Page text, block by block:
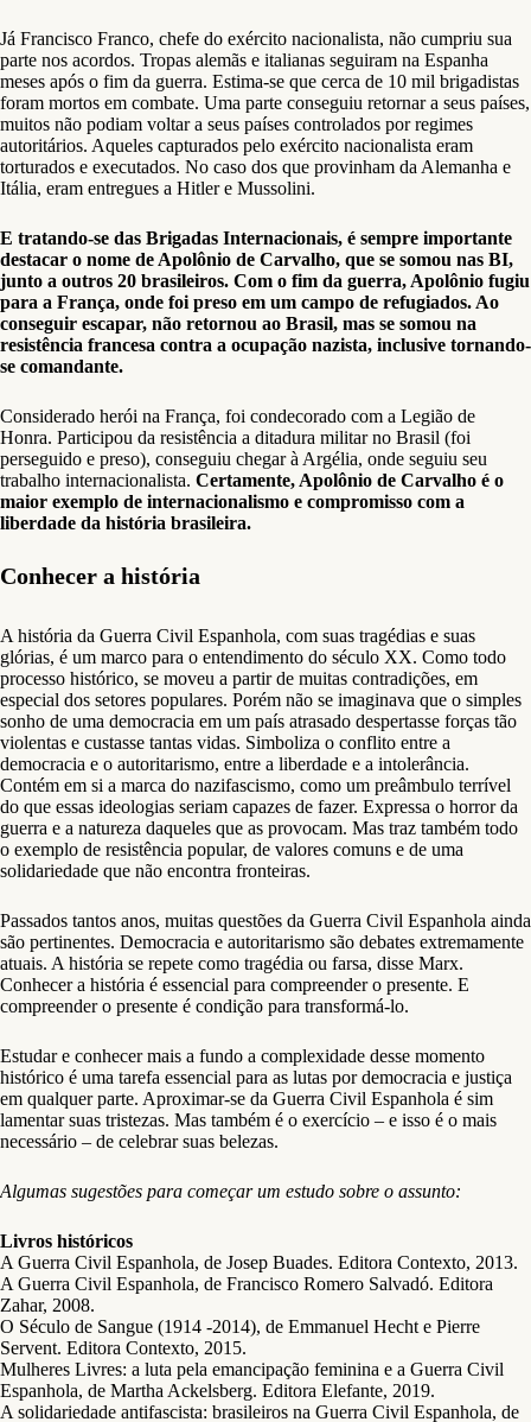
Já Francisco Franco, chefe do exército nacionalista, não cumpriu sua
parte nos acordos. Tropas alemãs e italianas seguiram na Espanha
meses após o fim da guerra. Estima-se que cerca de 10 mil brigadistas
foram mortos em combate. Uma parte conseguiu retornar a seus países,
muitos não podiam voltar a seus países controlados por regimes
autoritários. Aqueles capturados pelo exército nacionalista eram
torturados e executados. No caso dos que provinham da Alemanha e
Itália, eram entregues a Hitler e Mussolini.
E tratando-se das Brigadas Internacionais, é sempre importante
destacar o nome de Apolônio de Carvalho, que se somou nas BI,
junto a outros 20 brasileiros. Com o fim da guerra, Apolônio fugiu
para a França, onde foi preso em um campo de refugiados. Ao
conseguir escapar, não retornou ao Brasil, mas se somou na
resistência francesa contra a ocupação nazista, inclusive tornando-
se comandante.
Considerado herói na França, foi condecorado com a Legião de
Honra. Participou da resistência a ditadura militar no Brasil (foi
perseguido e preso), conseguiu chegar à Argélia, onde seguiu seu
trabalho internacionalista. Certamente, Apolônio de Carvalho é o
maior exemplo de internacionalismo e compromisso com a
liberdade da história brasileira.
Conhecer a história
A história da Guerra Civil Espanhola, com suas tragédias e suas
glórias, é um marco para o entendimento do século XX. Como todo
processo histórico, se moveu a partir de muitas contradições, em
especial dos setores populares. Porém não se imaginava que o simples
sonho de uma democracia em um país atrasado despertasse forças tão
violentas e custasse tantas vidas. Simboliza o conflito entre a
democracia e o autoritarismo, entre a liberdade e a intolerância.
Contém em si a marca do nazifascismo, como um preâmbulo terrível
do que essas ideologias seriam capazes de fazer. Expressa o horror da
guerra e a natureza daqueles que as provocam. Mas traz também todo
o exemplo de resistência popular, de valores comuns e de uma
solidariedade que não encontra fronteiras.
Passados tantos anos, muitas questões da Guerra Civil Espanhola ainda
são pertinentes. Democracia e autoritarismo são debates extremamente
atuais. A história se repete como tragédia ou farsa, disse Marx.
Conhecer a história é essencial para compreender o presente. E
compreender o presente é condição para transformá-lo.
Estudar e conhecer mais a fundo a complexidade desse momento
histórico é uma tarefa essencial para as lutas por democracia e justiça
em qualquer parte. Aproximar-se da Guerra Civil Espanhola é sim
lamentar suas tristezas. Mas também é o exercício – e isso é o mais
necessário – de celebrar suas belezas.
Algumas sugestões para começar um estudo sobre o assunto:
Livros históricos
A Guerra Civil Espanhola, de Josep Buades. Editora Contexto, 2013.
A Guerra Civil Espanhola, de Francisco Romero Salvadó. Editora
Zahar, 2008.
O Século de Sangue (1914 -2014), de Emmanuel Hecht e Pierre
Servent. Editora Contexto, 2015.
Mulheres Livres: a luta pela emancipação feminina e a Guerra Civil
Espanhola, de Martha Ackelsberg. Editora Elefante, 2019.
A solidariedade antifascista: brasileiros na Guerra Civil Espanhola, de